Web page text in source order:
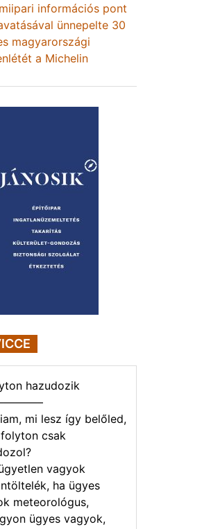
információs pont
ünnepelte 30
magyarországi
a Michelin
hazudozik
mi lesz így belőled,
csak
vagyok
ha ügyes
meteorológus,
ügyes vagyok,